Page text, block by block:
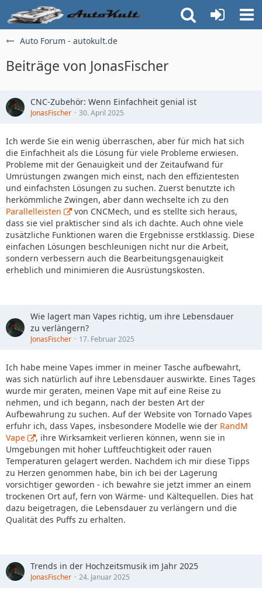
Auto Forum - autokult.de
Beiträge von JonasFischer
CNC-Zubehör: Wenn Einfachheit genial ist
JonasFischer 30. April 2025
Ich werde Sie ein wenig überraschen, aber für mich hat sich
die Einfachheit als die Lösung für viele Probleme erwiesen.
Probleme mit der Genauigkeit und der Zeitaufwand für
Umrüstungen zwangen mich einst, nach den effizientesten
und einfachsten Lösungen zu suchen. Zuerst benutzte ich
herkömmliche Zwingen, aber dann wechselte ich zu den
Parallelleisten
von CNCMech, und es stellte sich heraus,
dass sie viel praktischer sind als ich dachte. Auch ohne viele
zusätzliche Funktionen waren die Ergebnisse erstklassig. Diese
einfachen Lösungen beschleunigen nicht nur die Arbeit,
sondern verbessern auch die Bearbeitungsgenauigkeit
erheblich und minimieren die Ausrüstungskosten.
Wie lagert man Vapes richtig, um ihre Lebensdauer
zu verlängern?
JonasFischer 17. Februar 2025
Ich habe meine Vapes immer in meiner Tasche aufbewahrt,
was sich natürlich auf ihre Lebensdauer auswirkte. Eines Tages
wurde mir geraten, meinen Vape mit auf eine Reise zu
nehmen, und ich begann, nach der besten Art der
Aufbewahrung zu suchen. Auf der Website von Tornado Vapes
erfuhr ich, dass Vapes, insbesondere Modelle wie der RandM
Vape
, ihre Wirksamkeit verlieren können, wenn sie in
Umgebungen mit hoher Luftfeuchtigkeit oder rauen
Temperaturen gelagert werden. Nachdem ich mir diese Tipps
zu Herzen genommen habe, bin ich bei der Lagerung
vorsichtiger geworden - ich bewahre sie jetzt immer an einem
trockenen Ort auf, fern von Wärme- und Kältequellen. Dies hat
dazu beigetragen, die Lebensdauer zu verlängern und die
Qualität des Puffs zu erhalten.
Trends in der Hochzeitsmusik im Jahr 2025
JonasFischer 24. Januar 2025